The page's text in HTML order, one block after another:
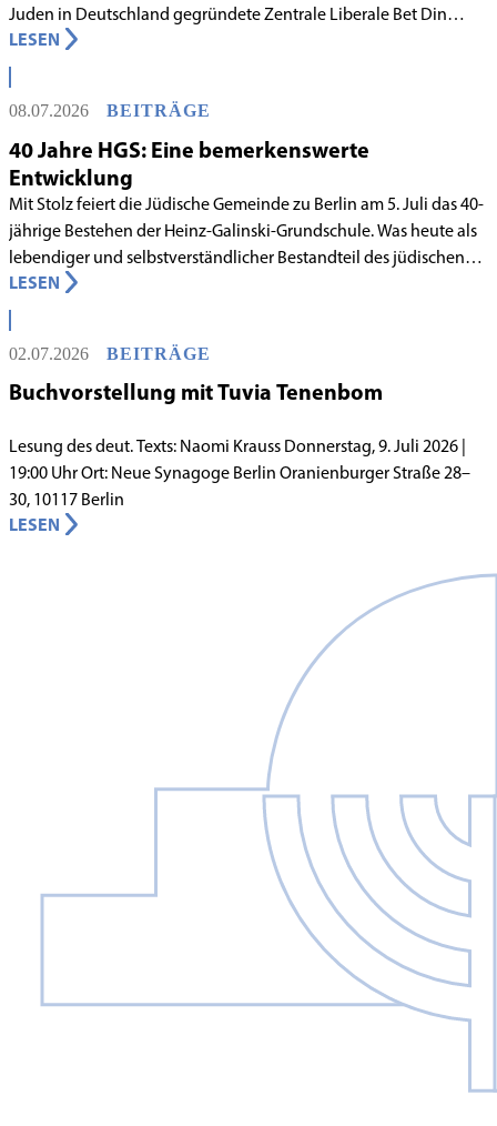
Juden in Deutschland gegründete Zentrale Liberale Bet Din
Deutschland mit Wirkung zum 1. Juni 2026 als anerkanntes
Rabbinatsgericht aufgenommen.
LESEN
08.07.2026 BEITRÄGE
40 Jahre HGS: Eine bemerkenswerte
Entwicklung
Mit Stolz feiert die Jüdische Gemeinde zu Berlin am 5. Juli das 40-
jährige Bestehen der Heinz-Galinski-Grundschule. Was heute als
lebendiger und selbstverständlicher Bestandteil des jüdischen
Lebens in Berlin gilt, begann in den 1980er-Jahren unter
schwierigen Voraussetzungen. Vor dem Hintergrund eines
innergemeindlichen Wandels entstand bereits 1983 die Idee, eine
jüdische Grundschule zu gründen.
LESEN
02.07.2026 BEITRÄGE
Buchvorstellung mit Tuvia Tenenbom
Lesung des deut. Texts: Naomi Krauss Donnerstag, 9. Juli 2026 |
19:00 Uhr Ort: Neue Synagoge Berlin Oranienburger Straße 28–
30, 10117 Berlin
LESEN